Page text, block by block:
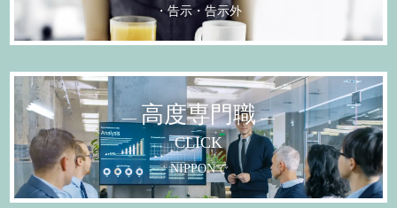
・告示・告示外
高度専門職
CLICK
NIPPONで